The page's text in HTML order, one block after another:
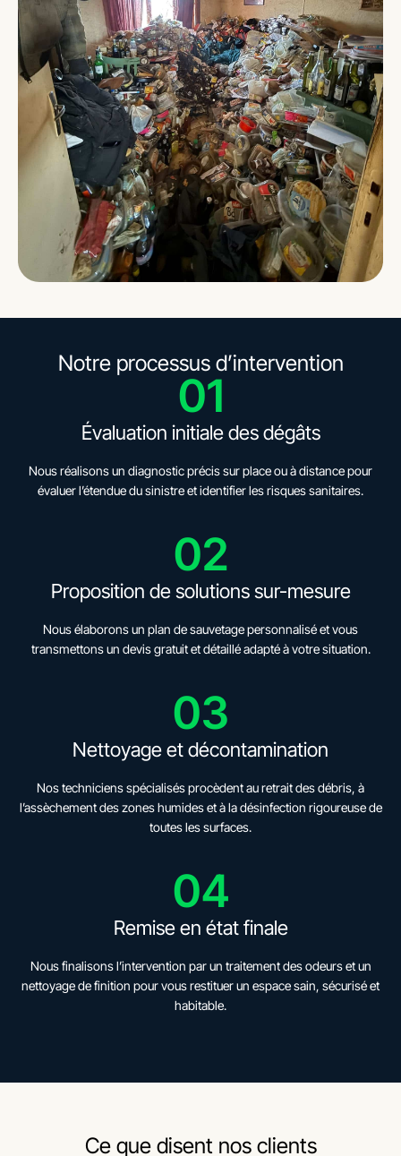
Notre processus d’intervention
01
Évaluation initiale des dégâts
Nous réalisons un diagnostic précis sur place ou à distance pour
évaluer l’étendue du sinistre et identifier les risques sanitaires.
02
Proposition de solutions sur-mesure
Nous élaborons un plan de sauvetage personnalisé et vous
transmettons un devis gratuit et détaillé adapté à votre situation.
03
Nettoyage et décontamination
Nos techniciens spécialisés procèdent au retrait des débris, à
l’assèchement des zones humides et à la désinfection rigoureuse de
toutes les surfaces.
04
Remise en état finale
Nous finalisons l’intervention par un traitement des odeurs et un
nettoyage de finition pour vous restituer un espace sain, sécurisé et
habitable.
Ce que disent nos clients